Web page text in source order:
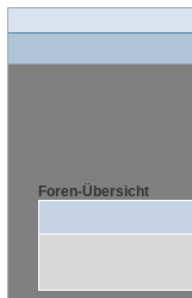
Foren-Übersicht